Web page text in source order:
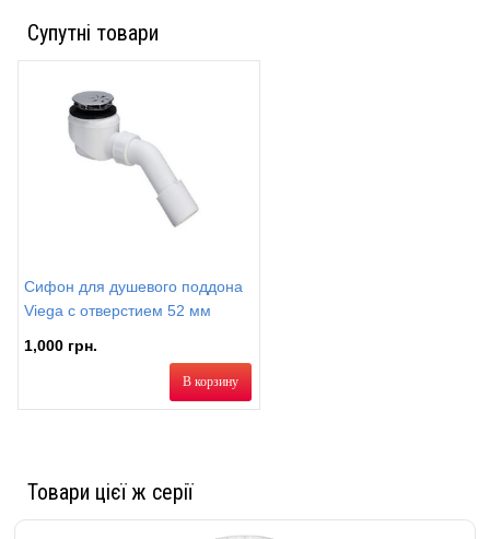
Супутні товари
Сифон для душевого поддона
Viega с отверстием 52 мм
1,000 грн.
В корзину
Товари цієї ж серії